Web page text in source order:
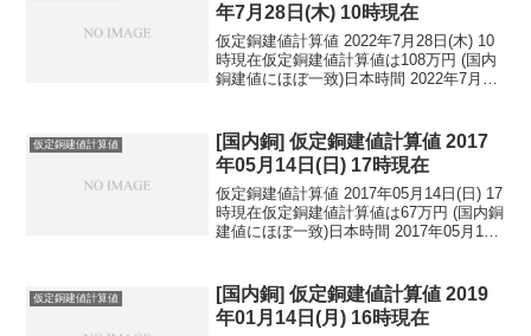
年7月28日(木) 10時現在
仮定銅建値計算値 2022年7月28日(木) 10
時現在仮定銅建値計算値は108万円 (国内
銅建値にほぼ一致)日本時間 2022年7月28
136.27...
仮定銅建値計算値
[国内銅] 仮定銅建値計算値 2017
年05月14日(日) 17時現在
仮定銅建値計算値 2017年05月14日(日) 17
時現在仮定銅建値計算値は67万円 (国内銅
建値にほぼ一致)日本時間 2017年05月14
円...
仮定銅建値計算値
[国内銅] 仮定銅建値計算値 2019
年01月14日(月) 16時現在